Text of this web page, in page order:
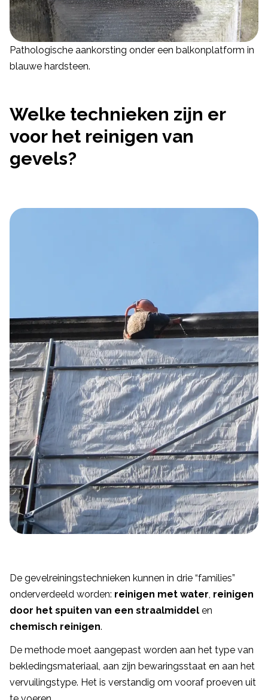
Pathologische aankorsting onder een balkonplatform in
blauwe hardsteen.
Welke technieken zijn er
voor het reinigen van
gevels?
De gevelreiningstechnieken kunnen in drie “families”
onderverdeeld worden: reinigen met water, reinigen
door het spuiten van een straalmiddel en
chemisch reinigen.
De methode moet aangepast worden aan het type van
bekledingsmateriaal, aan zijn bewaringsstaat en aan het
vervuilingstype. Het is verstandig om vooraf proeven uit